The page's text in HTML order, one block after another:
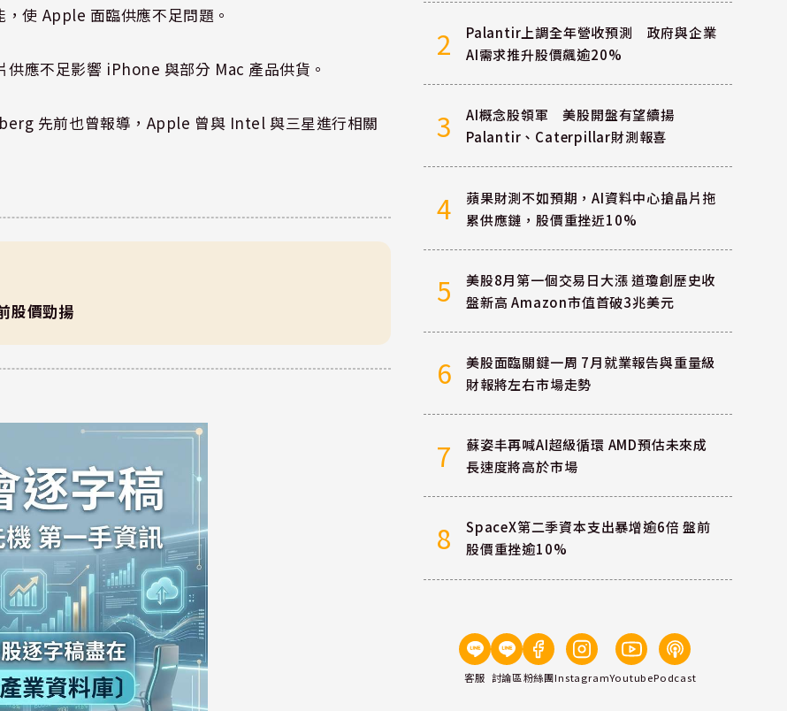
使 Apple 面臨供應不足問題。
應不足影響 iPhone 與部分 Mac 產品供貨。
先前也曾報導，Apple 曾與 Intel 與三星進行相關
價勁揚
2
Palantir上調全年營收預測 政府與企業
AI需求推升股價飆逾20%
3
AI概念股領軍 美股開盤有望續揚
Palantir、Caterpillar財測報喜
4
蘋果財測不如預期，AI資料中心搶晶片拖
累供應鏈，股價重挫近10%
5
美股8月第一個交易日大漲 道瓊創歷史收
盤新高 Amazon市值首破3兆美元
6
美股面臨關鍵一周 7月就業報告與重量級
財報將左右市場走勢
7
蘇姿丰再喊AI超級循環 AMD預估未來成
長速度將高於市場
8
SpaceX第二季資本支出暴增逾6倍 盤前
股價重挫逾10%
客服 討論區粉絲團InstagramYoutubePodcast